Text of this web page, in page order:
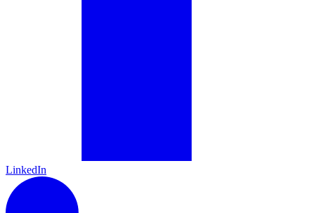
LinkedIn